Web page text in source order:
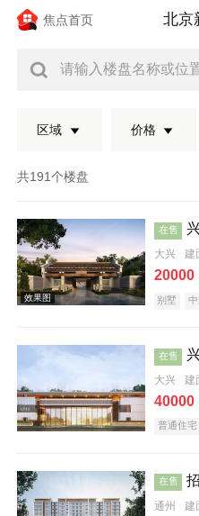
焦点首页 北京
请输入楼盘名称或位
区域 价格
共191个楼盘
效果图
在售
大兴 建
20000
别墅
在售
大兴 建
40000
普通住宅
在售
通州 建